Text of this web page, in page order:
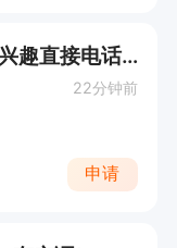
武汉路兰其尔洗衣操作工（感兴趣直接电话联系）
22分钟前
申请